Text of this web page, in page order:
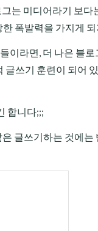
는 미디어라기 보
폭발력을 가지게
이라면, 더 나은 블
쓰기 훈련이 되어
합니다;;;
글쓰기하는 것에